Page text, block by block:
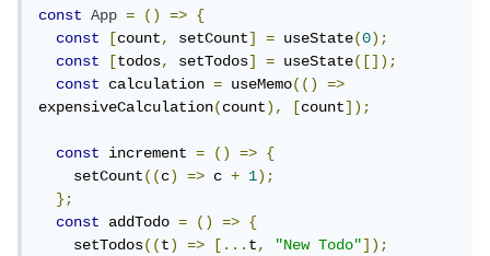
const App = () =>
{
const
[count, setCount] = useState(0);
const
[todos, setTodos] = useState([]);
const
calculation = useMemo(()
=>
expensiveCalculation(count), [count]);
const increment = () =>
{
    setCount
((c) => c + 1);
};
const
addTodo = () =>
{
    setTodos
((t) => [...t, "New Todo"]);